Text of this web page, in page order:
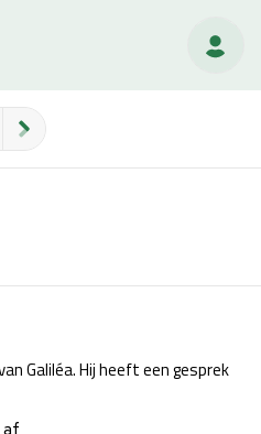
Galiléa. Hij heeft een gesprek
af